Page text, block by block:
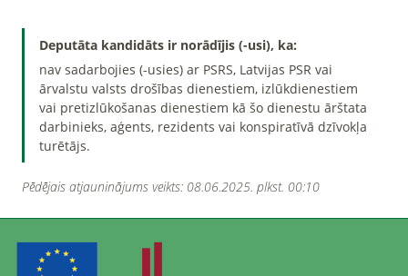
Deputāta kandidāts ir norādījis (-usi), ka:
nav sadarbojies (-usies) ar PSRS, Latvijas PSR vai
ārvalstu valsts drošības dienestiem, izlūkdienestiem
vai pretizlūkošanas dienestiem kā šo dienestu ārštata
darbinieks, aģents, rezidents vai konspiratīvā dzīvokļa
turētājs.
Pēdējais atjauninājums veikts: 08.06.2025. plkst. 00:10